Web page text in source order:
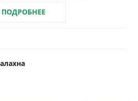
ПОДРОБНЕЕ